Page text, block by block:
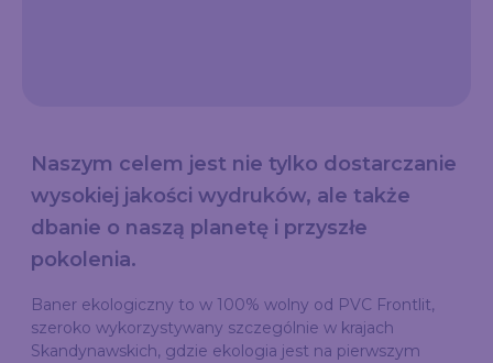
Naszym celem jest nie tylko dostarczanie
wysokiej jakości wydruków, ale także
dbanie o naszą planetę i przyszłe
pokolenia.
Baner ekologiczny to w 100% wolny od PVC Frontlit,
szeroko wykorzystywany szczególnie w krajach
Skandynawskich, gdzie ekologia jest na pierwszym